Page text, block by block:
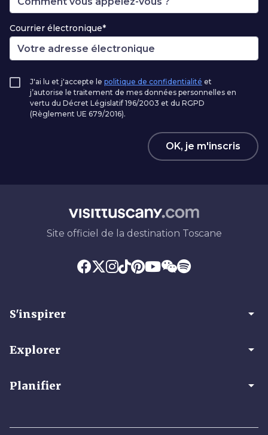
Courrier électronique*
J'ai lu et j'accepte le politique de confidentialité et
j’autorise le traitement de mes données personnelles en
vertu du Décret Législatif 196/2003 et du RGPD
(Règlement UE 679/2016).
OK, je m'inscris
Site officiel de la destination Toscane
S'inspirer arrow_drop_down
Explorer arrow_drop_down
Planifier arrow_drop_down